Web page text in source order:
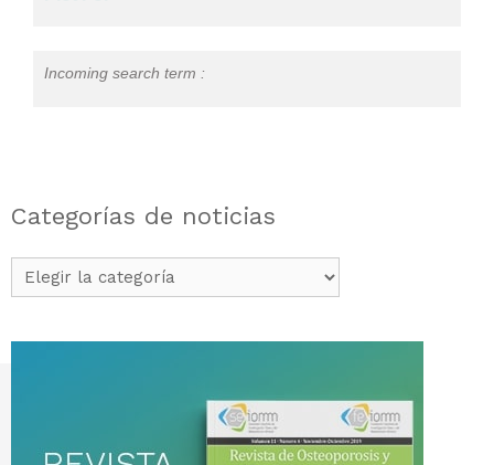
Incoming search term :
Categorías de noticias
Categorías
de